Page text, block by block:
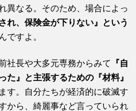
異なる。そのため、場合によっ
れ、保険金が下りない』という
んですよ。
社長や大多元専務からみて
『自
た』と主張するための『材料』
す。自分たちが経済的に破滅す
から、綺麗事など言っていられ